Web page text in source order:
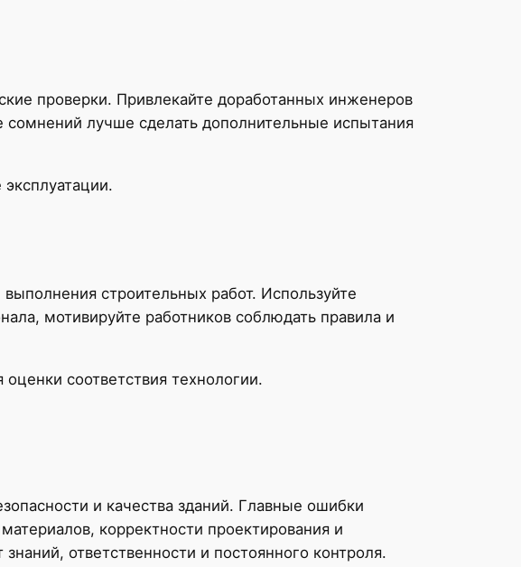
проверки. Привлекайте доработанных инженеров
лучше сделать дополнительные испытания
строительных работ. Используйте
мотивируйте работников соблюдать правила и
соответствия технологии.
и качества зданий. Главные ошибки
корректности проектирования и
ответственности и постоянного контроля.